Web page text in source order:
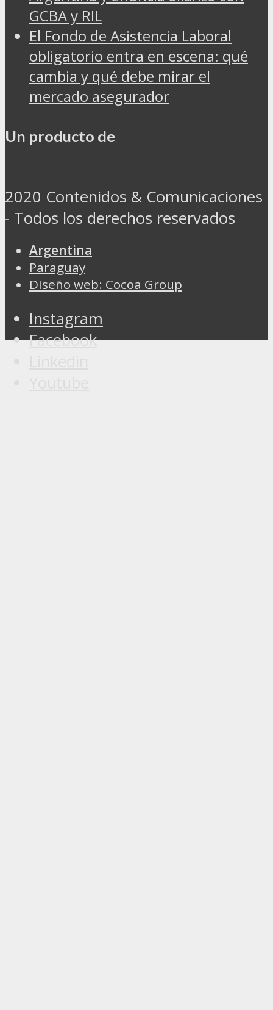
GCBA y RIL
El Fondo de Asistencia Laboral
obligatorio entra en escena: qué
cambia y qué debe mirar el
mercado asegurador
Un producto de
2020 Contenidos & Comunicaciones
- Todos los derechos reservados
Argentina
Paraguay
Diseño web: Cocoa Group
Instagram
Facebook